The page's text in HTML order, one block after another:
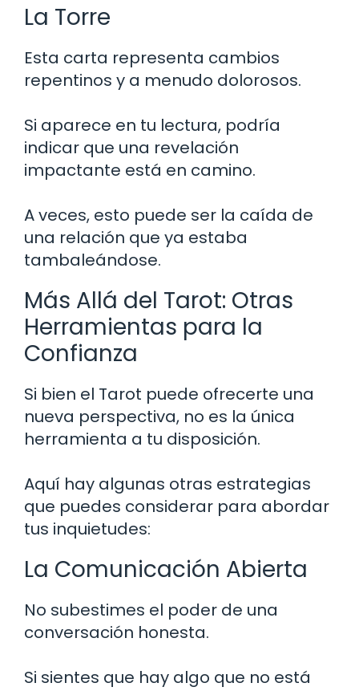
La Torre
Esta carta representa cambios
repentinos y a menudo dolorosos.
Si aparece en tu lectura, podría
indicar que una revelación
impactante está en camino.
A veces, esto puede ser la caída de
una relación que ya estaba
tambaleándose.
Más Allá del Tarot: Otras
Herramientas para la
Confianza
Si bien el Tarot puede ofrecerte una
nueva perspectiva, no es la única
herramienta a tu disposición.
Aquí hay algunas otras estrategias
que puedes considerar para abordar
tus inquietudes:
La Comunicación Abierta
No subestimes el poder de una
conversación honesta.
Si sientes que hay algo que no está